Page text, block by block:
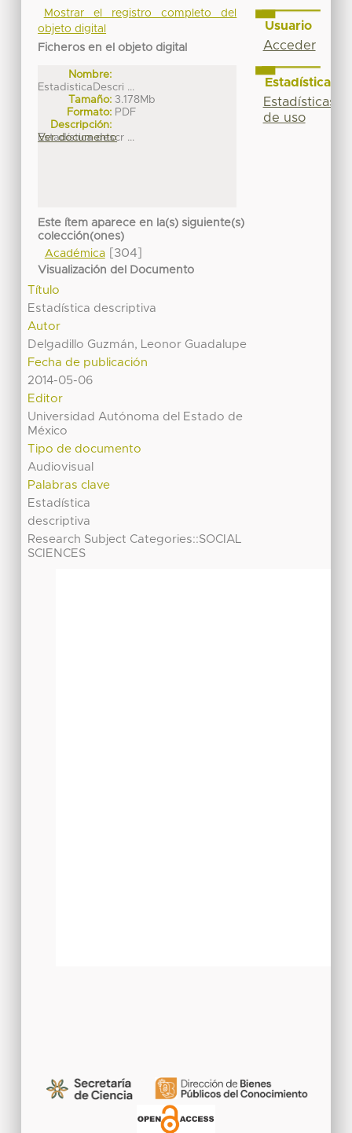
Mostrar el registro completo del
objeto digital
Ficheros en el objeto digital
Nombre:
EstadisticaDescri ...
Tamaño: 3.178Mb
Formato: PDF
Descripción:
Estadística descr ...
Ver documento
Este ítem aparece en la(s) siguiente(s)
colección(ones)
Académica[304]
Visualización del Documento
Título
Estadística descriptiva
Autor
Delgadillo Guzmán, Leonor Guadalupe
Fecha de publicación
2014-05-06
Editor
Universidad Autónoma del Estado de
México
Tipo de documento
Audiovisual
Palabras clave
Estadística
descriptiva
Research Subject Categories::SOCIAL
SCIENCES
Usuario
Acceder
Estadísticas
Estadísticas
de uso